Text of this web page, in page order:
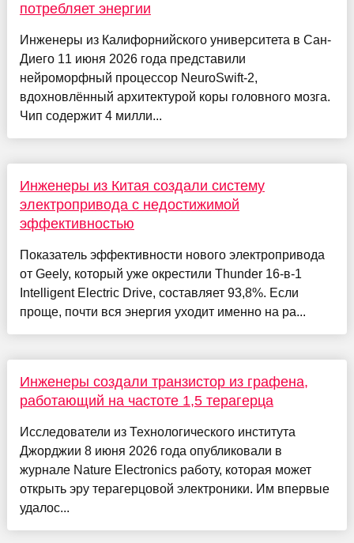
потребляет энергии
Инженеры из Калифорнийского университета в Сан-
Диего 11 июня 2026 года представили
нейроморфный процессор NeuroSwift-2,
вдохновлённый архитектурой коры головного мозга.
Чип содержит 4 милли...
Инженеры из Китая создали систему
электропривода с недостижимой
эффективностью
Показатель эффективности нового электропривода
от Geely, который уже окрестили Thunder 16-в-1
Intelligent Electric Drive, составляет 93,8%. Если
проще, почти вся энергия уходит именно на ра...
Инженеры создали транзистор из графена,
работающий на частоте 1,5 терагерца
Исследователи из Технологического института
Джорджии 8 июня 2026 года опубликовали в
журнале Nature Electronics работу, которая может
открыть эру терагерцовой электроники. Им впервые
удалос...